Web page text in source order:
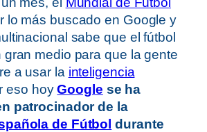
lo más buscado en Google y
sabe que el fútbol
gran medio para que la gente
a usar la inteligencia
eso hoyGoogle se ha
patrocinador de la
de Fútbol durante